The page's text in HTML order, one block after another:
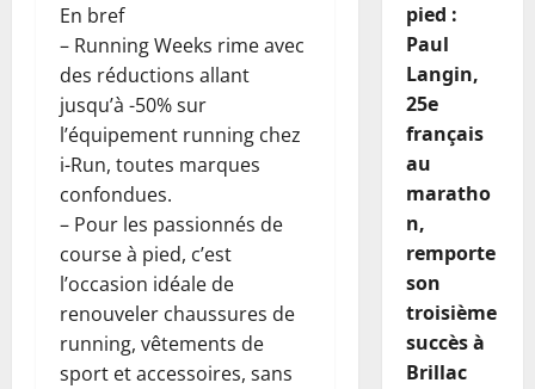
En bref
– Running Weeks rime avec
des réductions allant
jusqu’à -50% sur
l’équipement running chez
i-Run, toutes marques
confondues.
– Pour les passionnés de
course à pied, c’est
l’occasion idéale de
renouveler chaussures de
running, vêtements de
sport et accessoires, sans
pied :
Paul
Langin,
25e
français
au
maratho
n,
remporte
son
troisième
succès à
Brillac